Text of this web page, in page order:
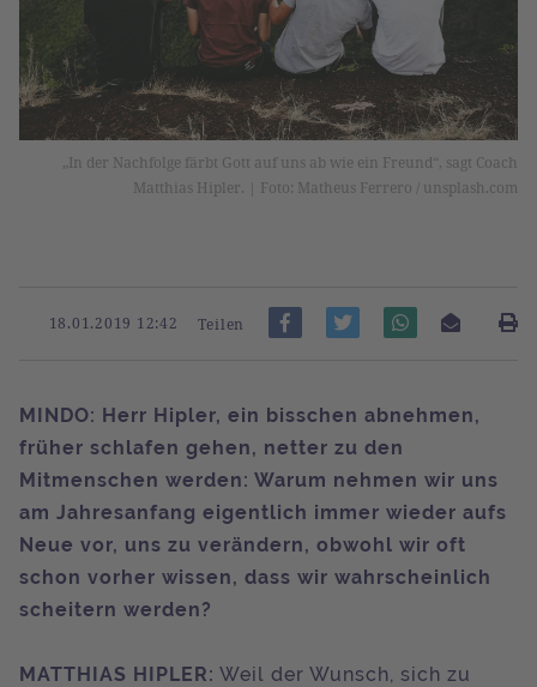
„In der Nachfolge färbt Gott auf uns ab wie ein Freund“, sagt Coach
Matthias Hipler. | Foto: Matheus Ferrero / unsplash.com
18.01.2019 12:42 Teilen
MINDO: Herr Hipler, ein bisschen abnehmen,
früher schlafen gehen, netter zu den
Mitmenschen werden: Warum nehmen wir uns
am Jahresanfang eigentlich immer wieder aufs
Neue vor, uns zu verändern, obwohl wir oft
schon vorher wissen, dass wir wahrscheinlich
scheitern werden?
MATTHIAS HIPLER: Weil der Wunsch, sich zu